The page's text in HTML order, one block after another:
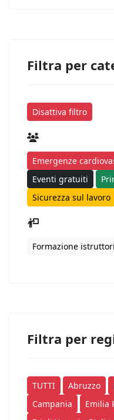
Filtra per
Disattiva filtro
Emergenze
Eventi gratuiti
Sicurezza sul lavoro
Formazione istruttori
Filtra per
TUTTI Abruzzo
Campania
Emilia